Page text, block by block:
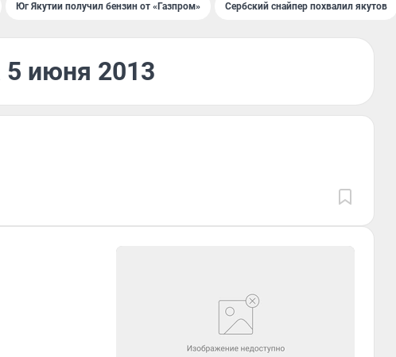
Юг Якутии получил бензин от «Газпром» Сербский снайпер похвалил якутов
5 июня 2013